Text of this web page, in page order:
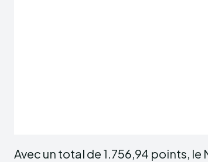
Avec un total de 1.756,94 points,